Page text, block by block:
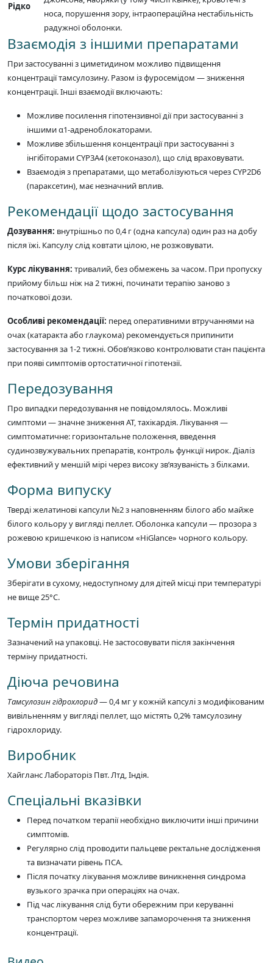
Рідко
носа, порушення зору, інтраопераційна нестабільність
радужної оболонки.
Взаємодія з іншими препаратами
При застосуванні з циметидином можливо підвищення
концентрації тамсулозину. Разом із фуросемідом — зниження
концентрації. Інші взаємодії включають:
Можливе посилення гіпотензивної дії при застосуванні з
іншими α1-адреноблокаторами.
Можливе збільшення концентрації при застосуванні з
інгібіторами CYP3A4 (кетоконазол), що слід враховувати.
Взаємодія з препаратами, що метаболізуються через CYP2D6
(параксетин), має незначний вплив.
Рекомендації щодо застосування
Дозування: внутрішньо по 0,4 г (одна капсула) один раз на добу
після їжі. Капсулу слід ковтати цілою, не розжовувати.
Курс лікування: тривалий, без обмежень за часом. При пропуску
прийому більш ніж на 2 тижні, починати терапію заново з
початкової дози.
Особливі рекомендації: перед оперативними втручаннями на
очах (катаракта або глаукома) рекомендується припинити
застосування за 1-2 тижні. Обов’язково контролювати стан пацієнта
при появі симптомів ортостатичної гіпотензії.
Передозування
Про випадки передозування не повідомлялось. Можливі
симптоми — значне зниження АТ, тахікардія. Лікування —
симптоматичне: горизонтальне положення, введення
судинозвужувальних препаратів, контроль функції нирок. Діаліз
ефективний у меншій мірі через високу зв’язуваність з білками.
Форма випуску
Тверді желатинові капсули №2 з наповненням білого або майже
білого кольору у вигляді пеллет. Оболонка капсули — прозора з
рожевою кришечкою із написом «HiGlance» чорного кольору.
Умови зберігання
Зберігати в сухому, недоступному для дітей місці при температурі
не вище 25°C.
Термін придатності
Зазначений на упаковці. Не застосовувати після закінчення
терміну придатності.
Діюча речовина
Тамсулозин гідрохлорид— 0,4 мг у кожній капсулі з модифікованим
вивільненням у вигляді пеллет, що містять 0,2% тамсулозину
гідрохлориду.
Виробник
Хайгланс Лабораторіз Пвт. Лтд, Індія.
Спеціальні вказівки
Перед початком терапії необхідно виключити інші причини
симптомів.
Регулярно слід проводити пальцеве ректальне дослідження
та визначати рівень ПСА.
Після початку лікування можливе виникнення синдрома
вузького зрачка при операціях на очах.
Під час лікування слід бути обережним при керуванні
транспортом через можливе запаморочення та зниження
концентрації.